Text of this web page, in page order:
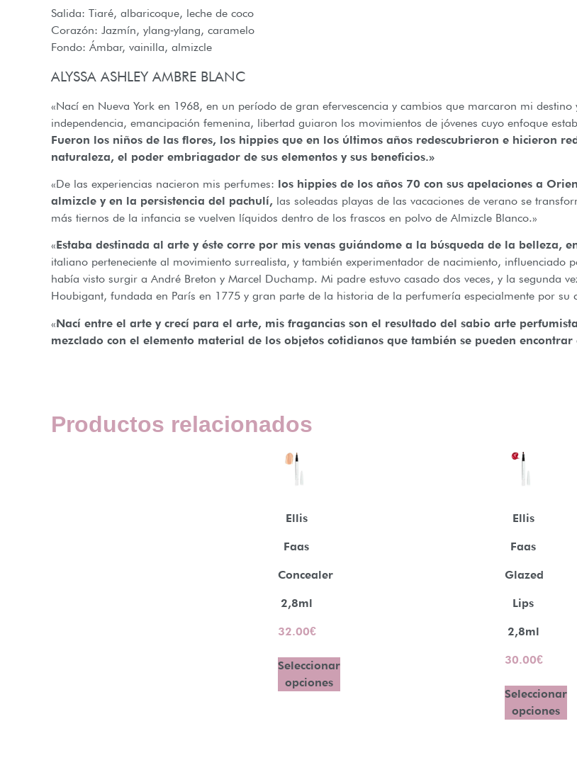
Salida: Tiaré, albaricoque, leche de coco
Corazón: Jazmín, ylang‑ylang, caramelo
Fondo: Ámbar, vainilla, almizcle
ALYSSA ASHLEY AMBRE BLANC
«Nací en Nueva York en 1968, en un período de gran efervescencia y cambios que marcaron mi
independencia, emancipación femenina, libertad guiaron los movimientos de jóvenes cuyo enfoque
Fueron los niños de las flores, los hippies que en los últimos años redescubrieron e hicieron
naturaleza, el poder embriagador de sus elementos y sus beneficios.»
«De las experiencias nacieron mis perfumes: los hippies de los años 70 con sus apelaciones a
almizcle y en la persistencia del pachulí, las soleadas playas de las vacaciones de verano se
más tiernos de la infancia se vuelven líquidos dentro de los frascos en polvo de Almizcle Blanco.»
«Estaba destinada al arte y éste corre por mis venas guiándome a la búsqueda de la belleza,
italiano perteneciente al movimiento surrealista, y también experimentador de nacimiento, influenciado
había visto surgir a André Breton y Marcel Duchamp. Mi padre estuvo casado dos veces, y la segunda
Houbigant, fundada en París en 1775 y gran parte de la historia de la perfumería especialmente por su
«Nací entre el arte y crecí para el arte, mis fragancias son el resultado del sabio arte
mezclado con el elemento material de los objetos cotidianos que también se pueden
Productos relacionados
Ellis
Faas
Concealer
2,8ml
32.00€
Seleccionar
opciones
Ellis
Faas
Glazed
Lips
2,8ml
30.00€
Seleccionar
opciones